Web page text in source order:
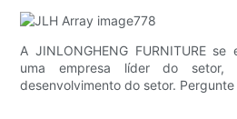
A JINLONGHENG FURNITURE
uma empresa líder do setor,
desenvolvimento do setor. Pergunte